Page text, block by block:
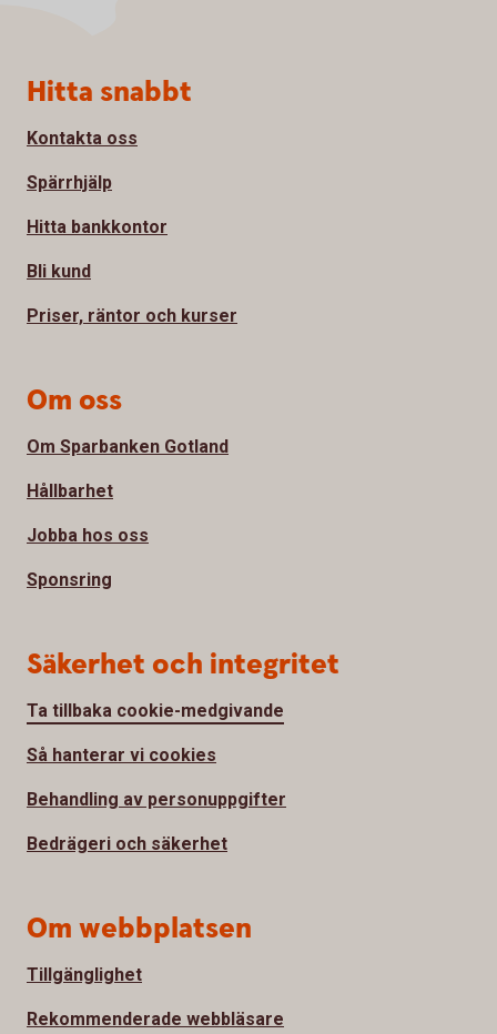
Sidfot
Hitta snabbt
Kontakta oss
Spärrhjälp
Hitta bankkontor
Bli kund
Priser, räntor och kurser
Om oss
Om Sparbanken Gotland
Hållbarhet
Jobba hos oss
Sponsring
Säkerhet och integritet
Ta tillbaka cookie-medgivande
Så hanterar vi cookies
Behandling av personuppgifter
Bedrägeri och säkerhet
Om webbplatsen
Tillgänglighet
Rekommenderade webbläsare